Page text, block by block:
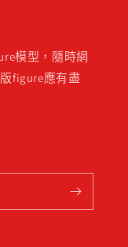
模型，隨時網
figure應有盡